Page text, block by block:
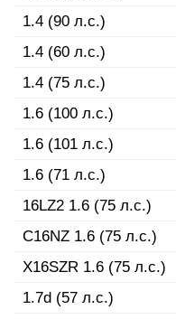
1.4 (90 л.с.)
1.4 (60 л.с.)
1.4 (75 л.с.)
1.6 (100 л.с.)
1.6 (101 л.с.)
1.6 (71 л.с.)
16LZ2 1.6 (75 л.с.)
C16NZ 1.6 (75 л.с.)
X16SZR 1.6 (75 л.с.)
1.7d (57 л.с.)